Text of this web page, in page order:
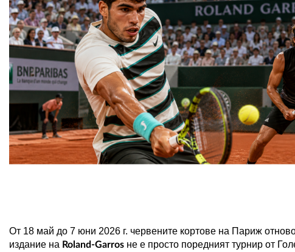
От 18 май до 7 юни 2026 г. червените кортове на Париж
издание на Roland-Garros не е просто поредният турнир от